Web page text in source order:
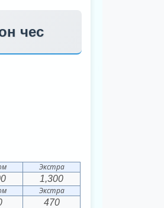
чес
Экстра
1,300
Экстра
470